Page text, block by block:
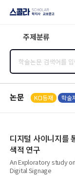
지사·교보문고
주제분류
논문 KCI등재 학술
디지털 사이니지를
색적 연구
An Exploratory study
Digital Signage